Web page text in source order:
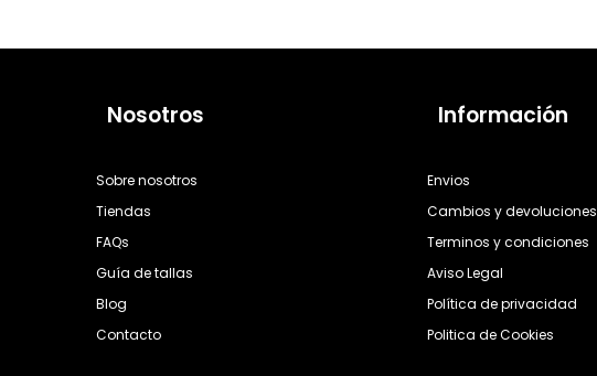
Nosotros
Sobre nosotros
Tiendas
FAQs
Guía de tallas
Blog
Contacto
Información
Envios
Cambios y devoluciones
Terminos y condiciones
Aviso Legal
Política de privacidad
Politica de Cookies